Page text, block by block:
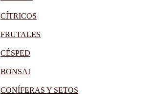
CÍTRICOS
FRUTALES
CÉSPED
BONSAI
CONÍFERAS Y SETOS